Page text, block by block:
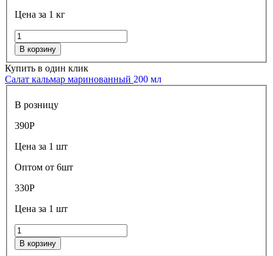
Цена за 1 кг
В корзину
Купить в один клик
Салат кальмар маринованный 200 мл
В розницу
390Р
Цена за 1 шт
Оптом от 6шт
330Р
Цена за 1 шт
В корзину